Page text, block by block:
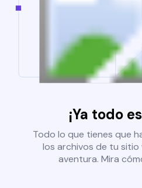
¡Ya todo
Todo lo que tienes que
los archivos de tu
aventura. Mira